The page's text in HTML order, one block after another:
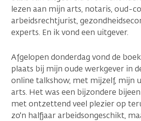
lezen aan mijn arts, notaris, oud-
arbeidsrechtjurist,
experts. En ik vond een uitgever.
Afgelopen donderdag vond de
plaats bij mijn oude werkgever in
online talkshow, met mijzelf, mijn
arts. Het was een bijzondere
met ontzettend veel plezier op
zo'n halfjaar arbeidsongeschikt,